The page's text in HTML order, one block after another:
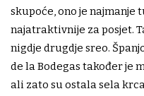
skupoće, ono je najmanje
najatraktivnije za posjet.
nigdje drugdje sreo.
de la Bodegas također je
ali zato su ostala sela